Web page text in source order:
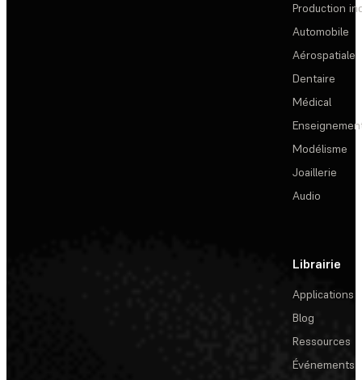
Production
Automobile
Aérospatiale
Dentaire
Médical
Modélisme
Joaillerie
Audio
Librairie
Applications
Blog
Ressources
Événements